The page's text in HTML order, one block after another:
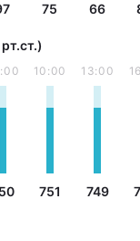
75 66
10:00
751
13:00
749